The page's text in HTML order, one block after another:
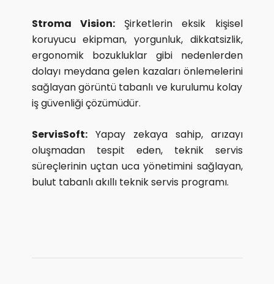
Stroma Vision:Şirketlerin eksik kişisel
koruyucu ekipman, yorgunluk, dikkatsizlik,
ergonomik bozukluklar gibi nedenlerden
dolayı meydana gelen kazaları önlemelerini
sağlayan görüntü tabanlı ve kurulumu kolay
iş güvenliği çözümüdür.
ServisSoft:Yapay zekaya sahip, arızayı
oluşmadan tespit eden, teknik servis
süreçlerinin uçtan uca yönetimini sağlayan,
bulut tabanlı akıllı teknik servis programı.